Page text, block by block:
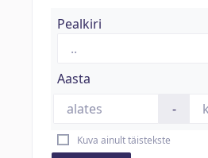
Pealkiri
Aasta
-
Kuva ainult täistekste